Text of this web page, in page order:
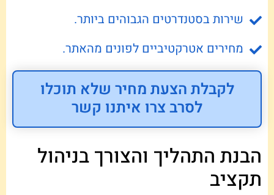
שירות בסטנדרטים הגבוהים ביותר.
מחירים אטרקטיביים לפונים מהאתר.
לקבלת הצעת מחיר שלא תוכלו
לסרב צרו איתנו קשר
הבנת התהליך והצורך בניהול
תקציב